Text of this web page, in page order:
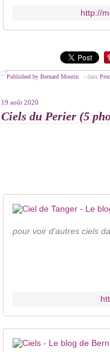
http://
Published by Bernard Moutin - dans
19 août 2020
Ciels du Perier (5
pour voir d'autres ciels